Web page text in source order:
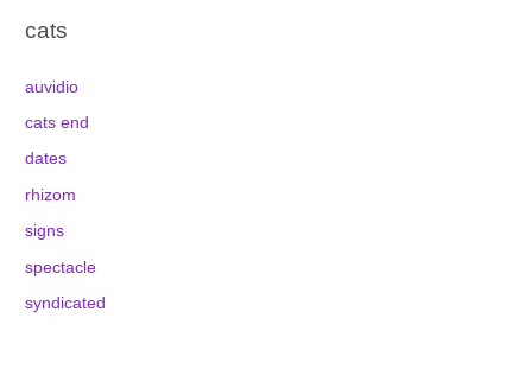
cats
auvidio
cats end
dates
rhizom
signs
spectacle
syndicated